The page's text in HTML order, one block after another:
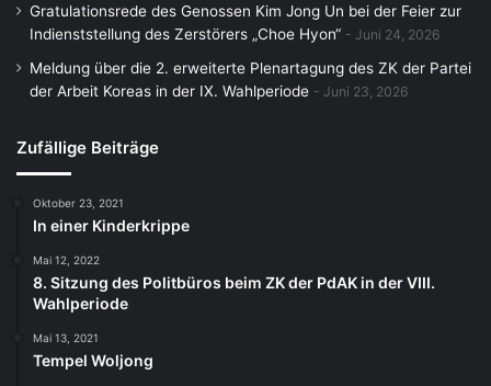
Gratulationsrede des Genossen Kim Jong Un bei der Feier zur
Indienststellung des Zerstörers „Choe Hyon“
Juni 24, 2026
Meldung über die 2. erweiterte Plenartagung des ZK der Partei
der Arbeit Koreas in der IX. Wahlperiode
Juni 23, 2026
Zufällige Beiträge
Oktober 23, 2021
In einer Kinderkrippe
Mai 12, 2022
8. Sitzung des Politbüros beim ZK der PdAK in der VIII.
Wahlperiode
Mai 13, 2021
Tempel Woljong